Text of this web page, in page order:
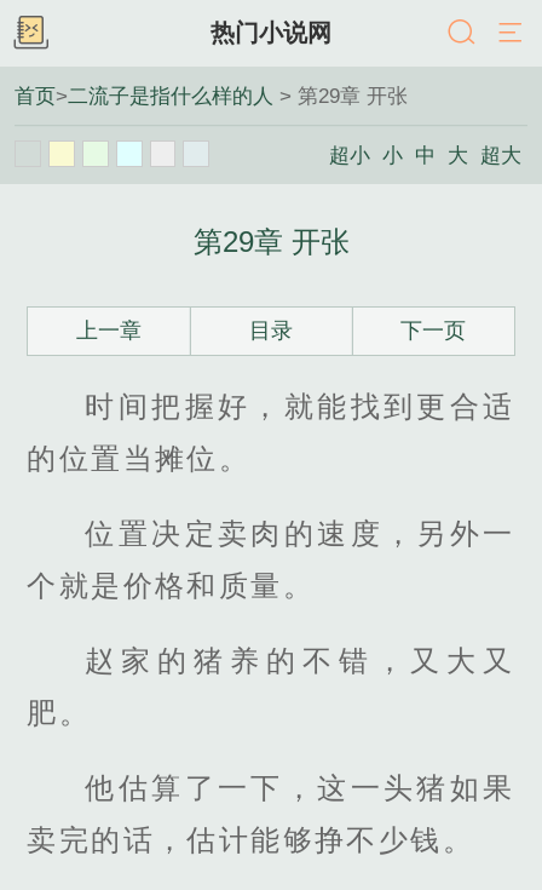
热门小说网
首页>二流子是指什么样的人 > 第29章 开张
超小 小 中 大 超大
第29章 开张
上一章 目录 下一页
时间把握好，就能找到更合适
的位置当摊位。
位置决定卖肉的速度，另外一
个就是价格和质量。
赵家的猪养的不错，又大又
肥。
他估算了一下，这一头猪如果
卖完的话，估计能够挣不少钱。